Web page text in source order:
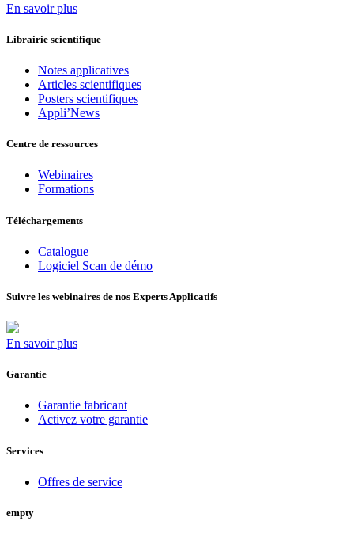
En savoir plus
Librairie scientifique
Notes applicatives
Articles scientifiques
Posters scientifiques
Appli’News
Centre de ressources
Webinaires
Formations
Téléchargements
Catalogue
Logiciel Scan de démo
Suivre les webinaires de nos Experts Applicatifs
En savoir plus
Garantie
Garantie fabricant
Activez votre garantie
Services
Offres de service
empty